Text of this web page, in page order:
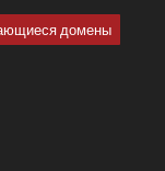
домены